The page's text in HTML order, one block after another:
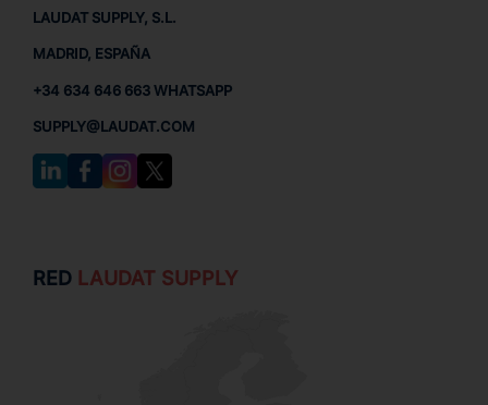
LAUDAT SUPPLY, S.L.
MADRID, ESPAÑA
+34 634 646 663 WHATSAPP
SUPPLY@LAUDAT.COM
RED LAUDAT SUPPLY